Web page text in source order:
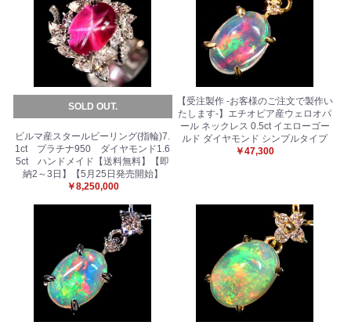
SOLD OUT.
ビルマ産スタールビーリング(指輪)7.
1ct プラチナ950 ダイヤモンド1.6
5ct ハンドメイド【送料無料】【即
納2～3日】【5月25日発売開始】
￥8,250,000
【受注製作 -お客様のご注文で製作い
たします-】エチオピア産ウェロオパ
ール ネックレス 0.5ct イエローゴー
ルド ダイヤモンド シンプルタイプ
￥47,300